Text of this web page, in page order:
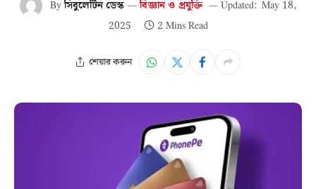
Byসিবুলেটিন ডেস্ক বিজ্ঞান ও প্রযুক্তি Updated: May 18,
2025
2 Mins Read
শেয়ার করুন